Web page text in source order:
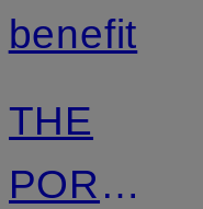
benefit
THE